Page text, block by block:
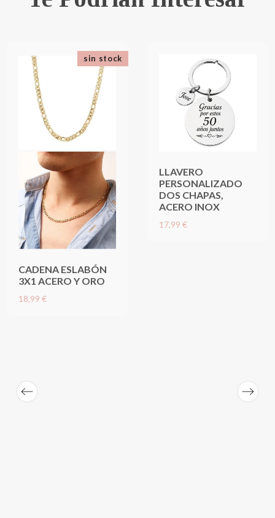
CADENA ESLABÓN
3X1 ACERO Y ORO
18,99 €
sin stock
LLAVERO
PERSONALIZADO
DOS CHAPAS,
ACERO INOX
17,99 €